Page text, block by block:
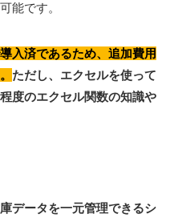
能です。
入済であるため、追加費用
ただし、エクセルを使って
度のエクセル関数の知識や
データを一元管理できるシ